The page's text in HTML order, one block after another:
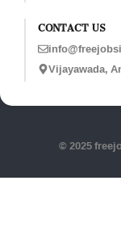
CONTACT US
Vijayawada,
© 2025